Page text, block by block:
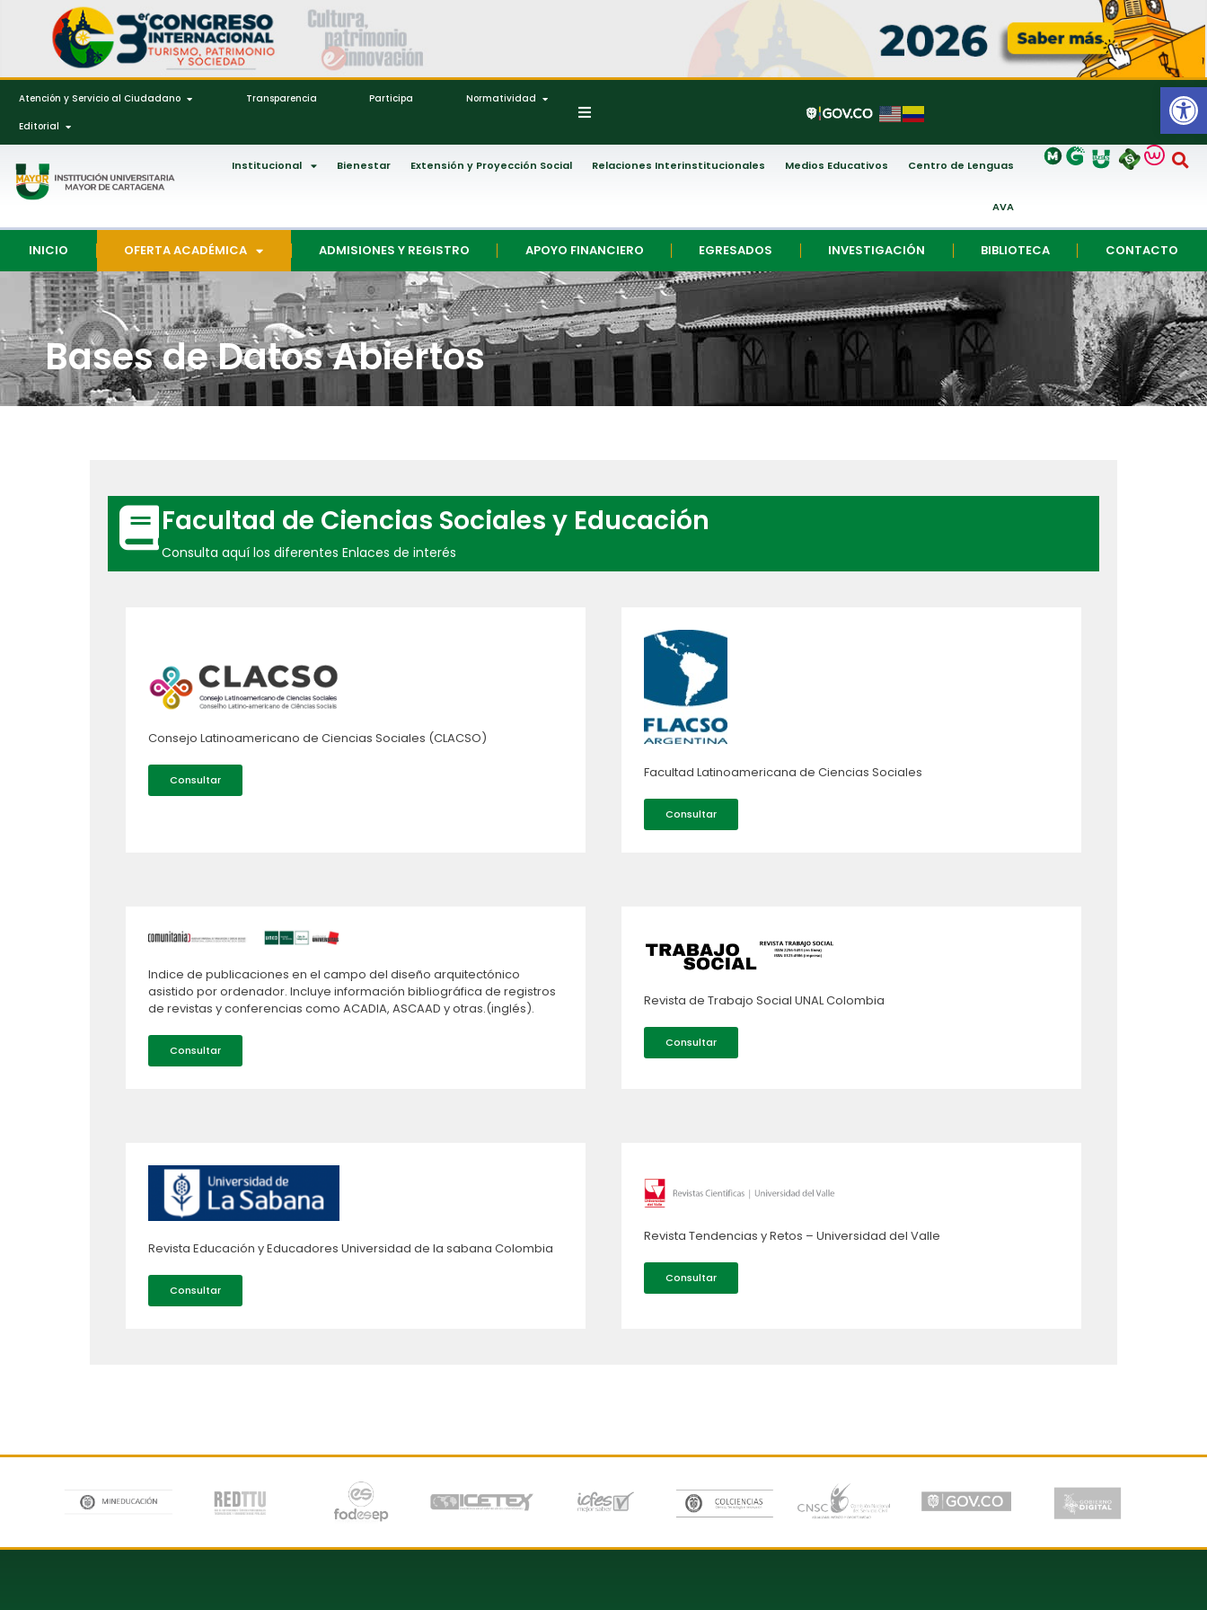
Abrir
Atención y Servicio al Ciudadano Transparencia Participa Normatividad
Editorial
Institucional Bienestar Extensión y Proyección Social Relaciones Interinstitucionales Medios Educativos Centro de Lenguas
AVA
INICIO OFERTA ACADÉMICA ADMISIONES Y REGISTRO APOYO FINANCIERO EGRESADOS INVESTIGACIÓN BIBLIOTECA CONTACTO
Bases de Datos Abiertos
Facultad de Ciencias Sociales y Educación
Consulta aquí los diferentes Enlaces de interés
Consejo Latinoamericano de Ciencias Sociales (CLACSO)
Consultar Facultad Latinoamericana de Ciencias Sociales
Consultar
Indice de publicaciones en el campo del diseño arquitectónico
asistido por ordenador. Incluye información bibliográfica de registros
de revistas y conferencias como ACADIA, ASCAAD y otras.(inglés).
Consultar
Revista de Trabajo Social UNAL Colombia
Consultar
Revista Educación y Educadores Universidad de la sabana Colombia
Consultar
Revista Tendencias y Retos – Universidad del Valle
Consultar